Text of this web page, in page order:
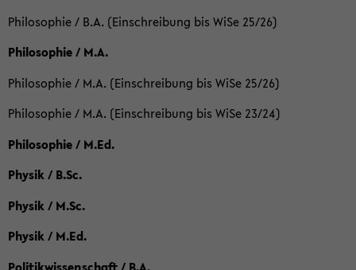
Philosophie / B.A. (Einschreibung bis WiSe 25/26)
Philosophie / M.A.
Philosophie / M.A. (Einschreibung bis WiSe 25/26)
Philosophie / M.A. (Einschreibung bis WiSe 23/24)
Philosophie / M.Ed.
Physik / B.Sc.
Physik / M.Sc.
Physik / M.Ed.
Politikwissenschaft / B.A.